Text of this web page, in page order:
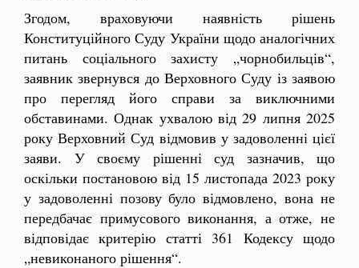
Згодом, враховуючи наявність рішень
Конституційного Суду України щодо аналогічних
питань соціального захисту „чорнобильців“,
заявник звернувся до Верховного Суду із заявою
про перегляд його справи за виключними
обставинами. Однак ухвалою від 29 липня 2025
року Верховний Суд відмовив у задоволенні цієї
заяви. У своєму рішенні суд зазначив, що
оскільки постановою від 15 листопада 2023 року
у задоволенні позову було відмовлено, вона не
передбачає примусового виконання, а отже, не
відповідає критерію статті 361 Кодексу щодо
„невиконаного рішення“.